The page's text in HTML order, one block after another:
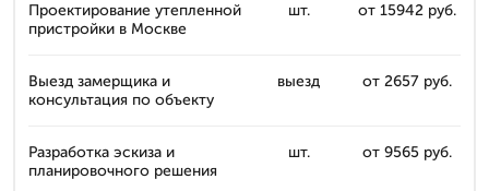
Проектирование утепленной
пристройки в Москве
шт. от 15942 руб.
Выезд замерщика и
консультация по объекту
выезд от 2657 руб.
Разработка эскиза и
планировочного решения
шт. от 9565 руб.